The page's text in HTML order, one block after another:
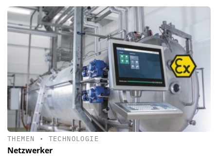
THEMEN • TECHNOLOGIE
Netzwerker